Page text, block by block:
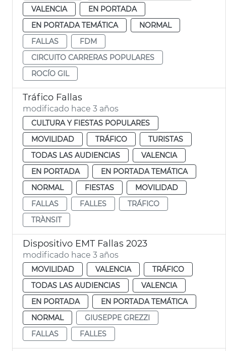
VALENCIA
EN PORTADA
EN PORTADA TEMÁTICA
NORMAL
FALLAS
FDM
CIRCUITO CARRERAS POPULARES
ROCÍO GIL
Tráfico Fallas
modificado hace 3 años
CULTURA Y FIESTAS POPULARES
MOVILIDAD
TRÁFICO
TURISTAS
TODAS LAS AUDIENCIAS
VALENCIA
EN PORTADA
EN PORTADA TEMÁTICA
NORMAL
FIESTAS
MOVILIDAD
FALLAS
FALLES
TRÁFICO
TRÀNSIT
Dispositivo EMT Fallas 2023
modificado hace 3 años
MOVILIDAD VALENCIA
TRÁFICO
TODAS LAS AUDIENCIAS
VALENCIA
EN PORTADA
EN PORTADA TEMÁTICA
NORMAL
GIUSEPPE GREZZI
FALLAS
FALLES